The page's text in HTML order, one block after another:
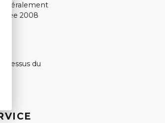
2008
dessus du